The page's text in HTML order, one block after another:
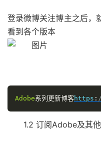
登录微博关注博主之后，
看到各个版本
Adobe系列更新博客https :
1.2 订阅Adobe及其